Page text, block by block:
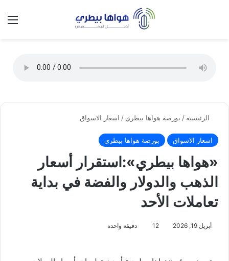
الوضع
الرئيسية / بورصة هواها بيطري / اسعار الاسواق
اسعار الاسواق بورصة هواها بيطري
«هواها بيطري»:استقرار أسعار
الذهب والدولار والفضة في بداية
تعاملات الأحد
أبريل 19, 2026 12 دقيقة واحدة